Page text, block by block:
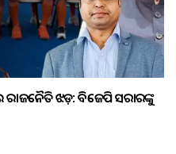
ଝଡ଼: ବିଜେପି ସରକାରଙ୍କୁ